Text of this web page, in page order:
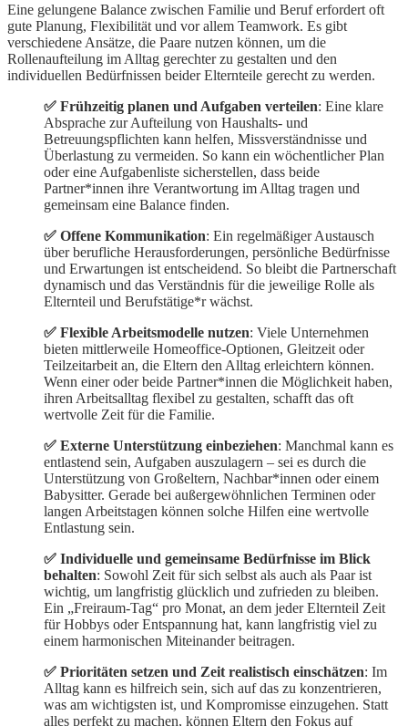
Eine gelungene Balance zwischen Familie und Beruf erfordert oft
gute Planung, Flexibilität und vor allem Teamwork. Es gibt
verschiedene Ansätze, die Paare nutzen können, um die
Rollenaufteilung im Alltag gerechter zu gestalten und den
individuellen Bedürfnissen beider Elternteile gerecht zu werden.
✅ Frühzeitig planen und Aufgaben verteilen: Eine klare
Absprache zur Aufteilung von Haushalts- und
Betreuungspflichten kann helfen, Missverständnisse und
Überlastung zu vermeiden. So kann ein wöchentlicher Plan
oder eine Aufgabenliste sicherstellen, dass beide
Partner*innen ihre Verantwortung im Alltag tragen und
gemeinsam eine Balance finden.
✅ Offene Kommunikation: Ein regelmäßiger Austausch
über berufliche Herausforderungen, persönliche Bedürfnisse
und Erwartungen ist entscheidend. So bleibt die Partnerschaft
dynamisch und das Verständnis für die jeweilige Rolle als
Elternteil und Berufstätige*r wächst.
✅ Flexible Arbeitsmodelle nutzen: Viele Unternehmen
bieten mittlerweile Homeoffice-Optionen, Gleitzeit oder
Teilzeitarbeit an, die Eltern den Alltag erleichtern können.
Wenn einer oder beide Partner*innen die Möglichkeit haben,
ihren Arbeitsalltag flexibel zu gestalten, schafft das oft
wertvolle Zeit für die Familie.
✅ Externe Unterstützung einbeziehen: Manchmal kann es
entlastend sein, Aufgaben auszulagern – sei es durch die
Unterstützung von Großeltern, Nachbar*innen oder einem
Babysitter. Gerade bei außergewöhnlichen Terminen oder
langen Arbeitstagen können solche Hilfen eine wertvolle
Entlastung sein.
✅ Individuelle und gemeinsame Bedürfnisse im Blick
behalten: Sowohl Zeit für sich selbst als auch als Paar ist
wichtig, um langfristig glücklich und zufrieden zu bleiben.
Ein „Freiraum-Tag“ pro Monat, an dem jeder Elternteil Zeit
für Hobbys oder Entspannung hat, kann langfristig viel zu
einem harmonischen Miteinander beitragen.
✅ Prioritäten setzen und Zeit realistisch einschätzen: Im
Alltag kann es hilfreich sein, sich auf das zu konzentrieren,
was am wichtigsten ist, und Kompromisse einzugehen. Statt
alles perfekt zu machen, können Eltern den Fokus auf